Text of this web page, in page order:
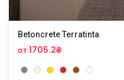
Betoncrete Terratinta
от 1705.2₴